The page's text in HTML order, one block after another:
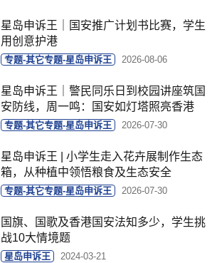
星岛申诉王｜国安推广计划书比赛，学生
用创意护港
专题-其它专题-星岛申诉王 2026-08-06
星岛申诉王｜警民同乐日到校园讲座筑国
安防线，周一鸣：国安如灯塔照亮香港
专题-其它专题-星岛申诉王 2026-07-30
星岛申诉王 | 小学生走入花卉展制作生态
箱，从种植中领悟粮食及生态安全
专题-其它专题-星岛申诉王 2026-07-30
国旗、国歌及香港国安法知多少，学生挑
战10大情境题
星岛申诉王 2024-03-21